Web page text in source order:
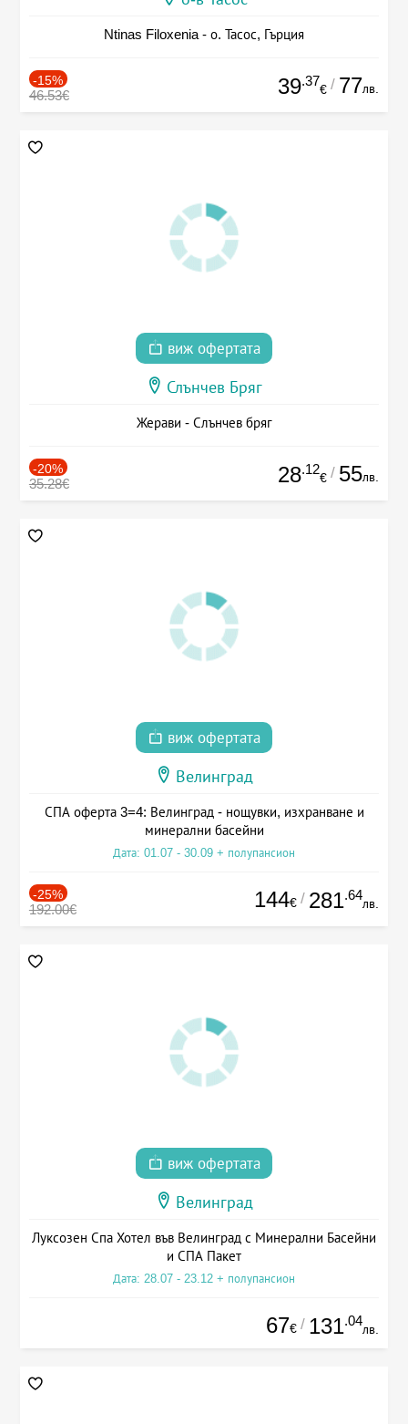
Ntinas Filoxenia - о. Тасос, Гърция
-15%
46.53€ 39.37
€ / 77лв.
виж офертата
Слънчев Бряг
Жерави - Слънчев бряг
-20%
35.28€ 28.12
€ / 55лв.
виж офертата
Велинград
СПА оферта 3=4: Велинград - нощувки, изхранване и
минерални басейни
Дата: 01.07 - 30.09 + полупансион
-25%
192.00€ 144€ / 281.64
лв.
виж офертата
Велинград
Луксозен Спа Хотел във Велинград с Минерални Басейни
и СПА Пакет
Дата: 28.07 - 23.12 + полупансион
67€ / 131.04
лв.